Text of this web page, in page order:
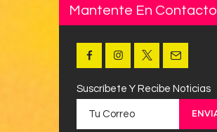
Mantente En Contacto
Suscríbete Y Recibe Noticias